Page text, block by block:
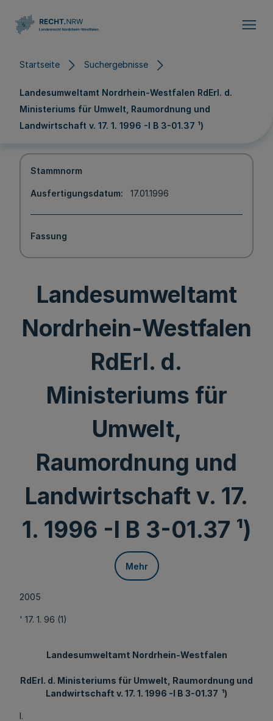
Startseite Suchergebnisse
Landesumweltamt Nordrhein-Westfalen RdErl. d.
Ministeriums für Umwelt, Raumordnung und
Landwirtschaft v. 17. 1. 1996 -I B 3-01.37 ¹)
Stammnorm
Ausfertigungsdatum 17.01.1996
Fassung
Landesumweltamt
Nordrhein-Westfalen
RdErl. d.
Ministeriums für
Umwelt,
Raumordnung und
Landwirtschaft v. 17.
1. 1996 -I B 3-01.37 ¹)
Mehr
2005
' 17. 1. 96 (1)
Landesumweltamt Nordrhein-Westfalen
RdErl. d. Ministeriums für Umwelt, Raumordnung und
Landwirtschaft v. 17. 1. 1996 -I B 3-01.37 ¹)
I.